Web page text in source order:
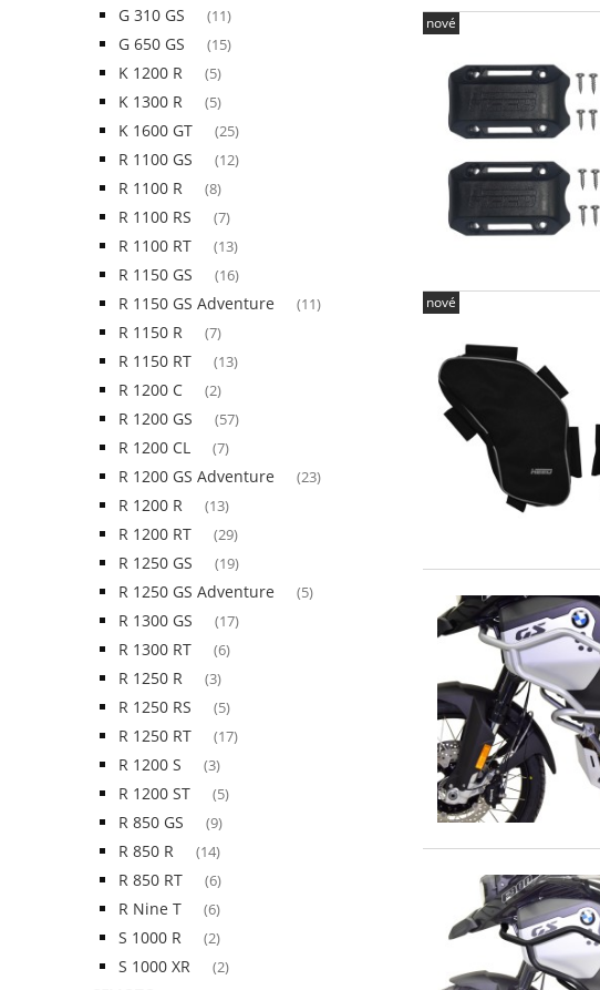
G 310 GS (11)
G 650 GS (15)
K 1200 R (5)
K 1300 R (5)
K 1600 GT (25)
R 1100 GS (12)
R 1100 R (8)
R 1100 RS (7)
R 1100 RT (13)
R 1150 GS (16)
R 1150 GS Adventure (11)
R 1150 R (7)
R 1150 RT (13)
R 1200 C (2)
R 1200 GS (57)
R 1200 CL (7)
R 1200 GS Adventure (23)
R 1200 R (13)
R 1200 RT (29)
R 1250 GS (19)
R 1250 GS Adventure (5)
R 1300 GS (17)
R 1300 RT (6)
R 1250 R (3)
R 1250 RS (5)
R 1250 RT (17)
R 1200 S (3)
R 1200 ST (5)
R 850 GS (9)
R 850 R (14)
R 850 RT (6)
R Nine T (6)
S 1000 R (2)
S 1000 XR (2)
nové
nové